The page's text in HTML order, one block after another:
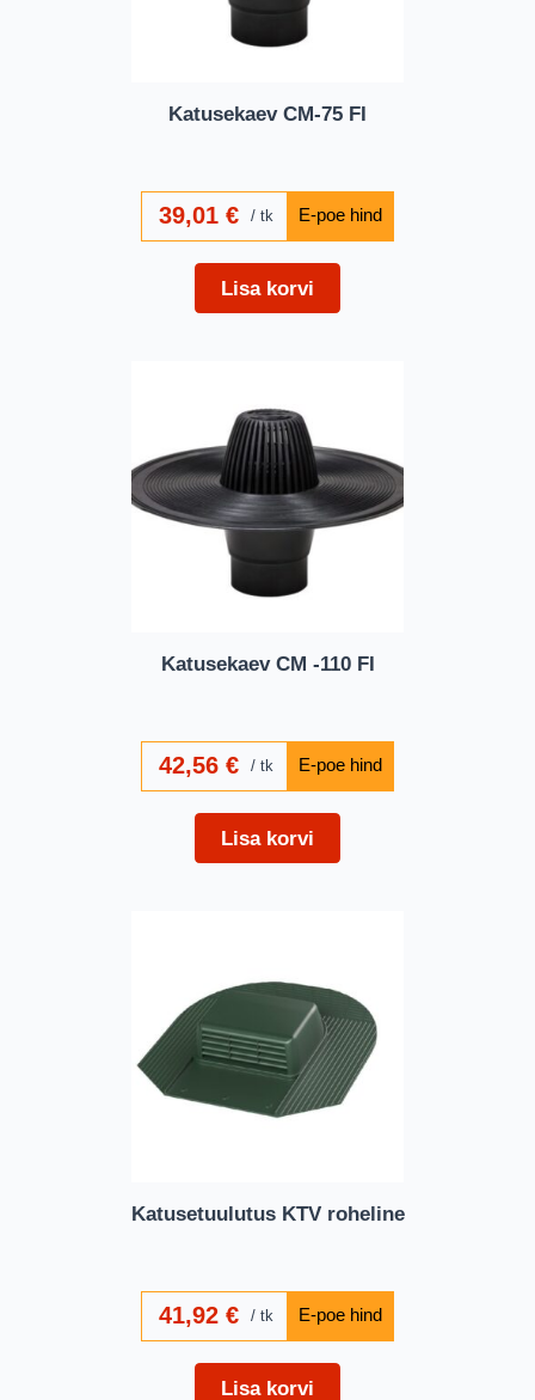
Katusekaev CM-75 FI
39,01 € tk
Lisa korvi
Katusekaev CM -110 FI
42,56 € tk
Lisa korvi
Katusetuulutus KTV roheline
41,92 € tk
Lisa korvi